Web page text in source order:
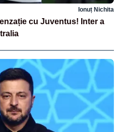
Ionuț Nichita
cu Juventus! Inter a